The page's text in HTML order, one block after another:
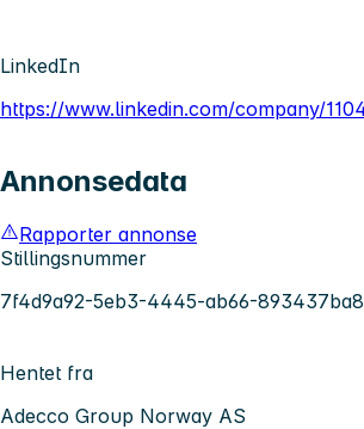
LinkedIn
https://www.linkedin.com/company/
Annonsedata
Rapporter annonse
Stillingsnummer
7f4d9a92-5eb3-4445-ab66-
Hentet fra
Adecco Group Norway AS